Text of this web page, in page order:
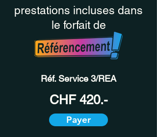
prestations incluses dans
le forfait de
Réf. Service 3/REA
CHF 420.-
Payer